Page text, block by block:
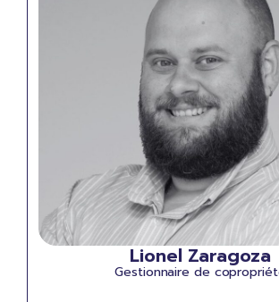
Lionel Zaragoza
Gestionnaire de copropriété